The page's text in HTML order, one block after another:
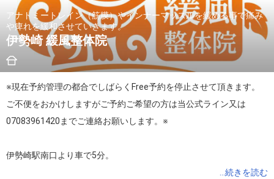
アナトミートレイン（筋膜）やインナーマッスルを緩める事で痛み
や痺れを緩和させていきます。
伊勢崎 緩風整体院
※現在予約管理の都合でしばらくFree予約を停止させて頂きます。
ご不便をおかけしますがご予約ご希望の方は当公式ライン又は
07083961420までご連絡お願いします。※
伊勢崎駅南口より車で5分。
...続きを読む